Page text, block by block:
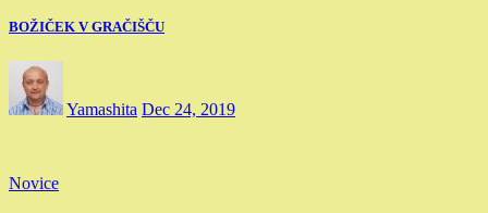
BOŽIČEK V GRAČIŠČU
Yamashita Dec 24, 2019
Novice